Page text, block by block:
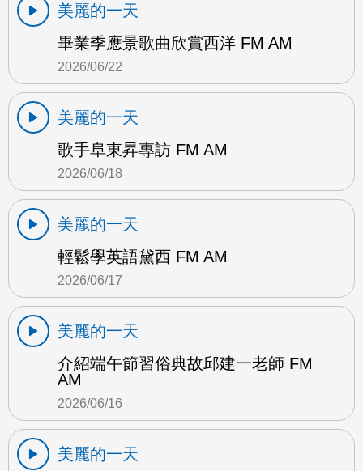
美麗的一天
畢業季應景歌曲欣賞西洋 FM AM
2026/06/22
美麗的一天
歌手阜東昇專訪 FM AM
2026/06/18
美麗的一天
輕鬆學英語黛西 FM AM
2026/06/17
美麗的一天
介紹端午節習俗典故邱建一老師 FM
AM
2026/06/16
美麗的一天